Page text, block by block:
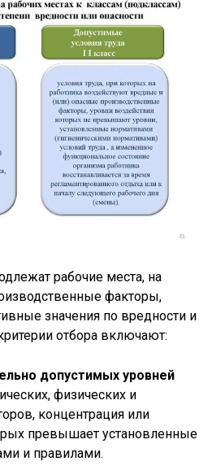
рабочие места, на
факторы,
значения по вредности и
отбора включают:
допустимых уровней
физических и
концентрация или
превышает установленные
и правилами.